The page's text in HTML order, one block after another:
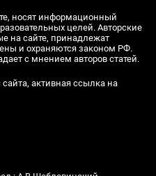
носят информационный
целей. Авторские
на сайте, принадлежат
и охраняются законом РФ.
с мнением авторов статей.
активная ссылка на